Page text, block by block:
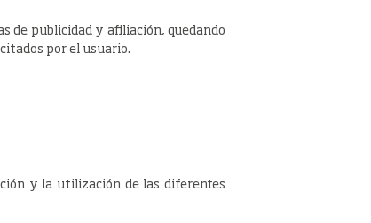
de publicidad y afiliación, quedando
por el usuario.
y la utilización de las diferentes